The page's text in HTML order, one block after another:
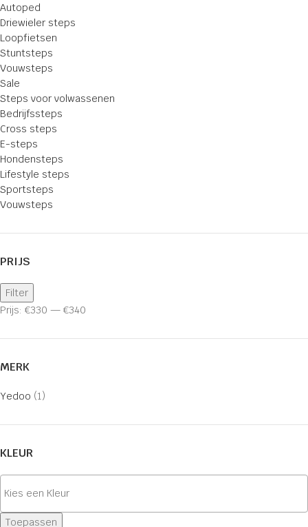
Autoped
Driewieler steps
Loopfietsen
Stuntsteps
Vouwsteps
Sale
Steps voor volwassenen
Bedrijfssteps
Cross steps
E-steps
Hondensteps
Lifestyle steps
Sportsteps
Vouwsteps
PRIJS
Filter
Prijs: €330 — €340
MERK
Yedoo (1)
KLEUR
Toepassen